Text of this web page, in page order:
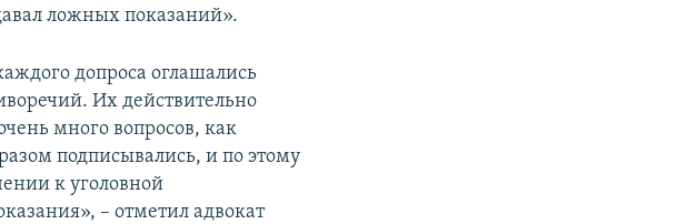
ложных показаний».
допроса оглашались
Их действительно
много вопросов, как
подписывались, и по этому
к уголовной
– отметил адвокат